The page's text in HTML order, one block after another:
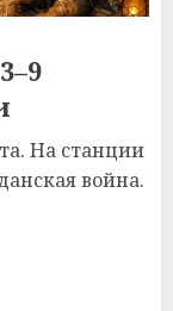
На станции
война.